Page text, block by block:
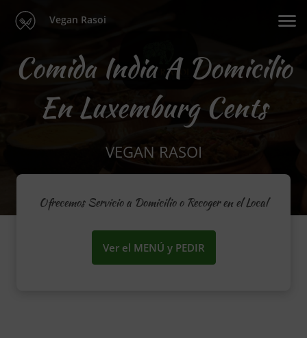
Vegan Rasoi
Comida India A Domicilio
En Luxemburg Cents
VEGAN RASOI
Ofrecemos Servicio a Domicilio o Recoger en el Local
Ver el MENÚ y PEDIR